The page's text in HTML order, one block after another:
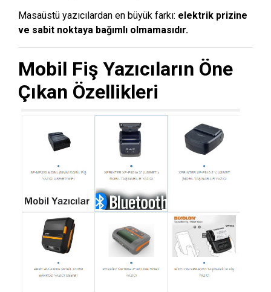
Masaüstü yazıcılardan en büyük farkı: elektrik prizine
ve sabit noktaya bağımlı olmamasıdır.
Mobil Fiş Yazıcıların Öne
Çıkan Özellikleri